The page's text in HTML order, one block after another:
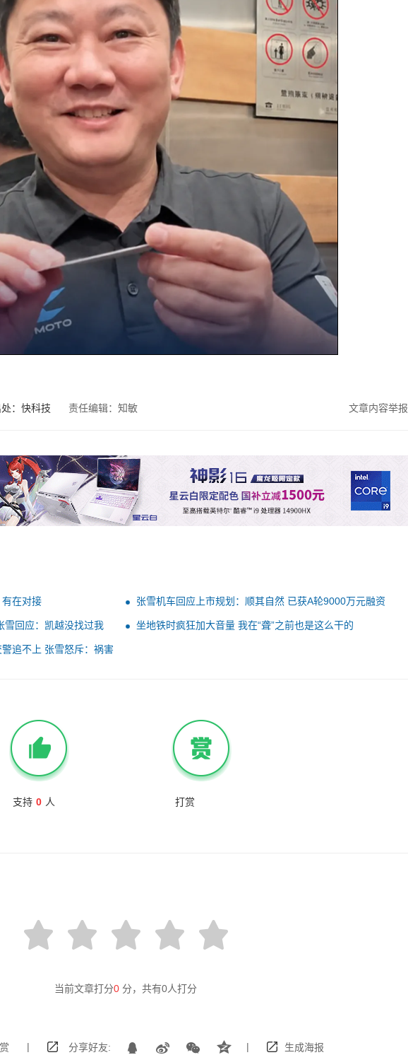
：快科技 责任编辑：知敏 文章内容举报
在对接 张雪机车回应上市规划：顺其自然 已获A轮9000万元融资
雪回应：凯越没找过我 坐地铁时疯狂加大音量 我在“聋”之前也是这么干的
追不上 张雪怒斥：祸害
支持 0 人 打赏
当前文章打分0 分，共有0人打分
| 分享好友: | 生成海报